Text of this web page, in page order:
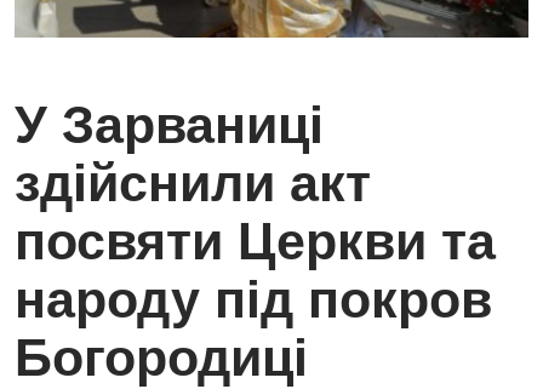
У Зарваниці
здійснили акт
посвяти Церкви та
народу під покров
Богородиці